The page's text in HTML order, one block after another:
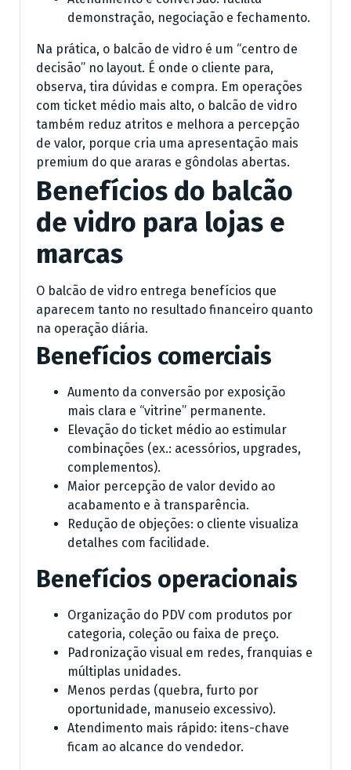
demonstração, negociação e fechamento.
Na prática, o balcão de vidro é um “centro de
decisão” no layout. É onde o cliente para,
observa, tira dúvidas e compra. Em operações
com ticket médio mais alto, o balcão de vidro
também reduz atritos e melhora a percepção
de valor, porque cria uma apresentação mais
premium do que araras e gôndolas abertas.
Benefícios do balcão
de vidro para lojas e
marcas
O balcão de vidro entrega benefícios que
aparecem tanto no resultado financeiro quanto
na operação diária.
Benefícios comerciais
Aumento da conversão por exposição
mais clara e “vitrine” permanente.
Elevação do ticket médio ao estimular
combinações (ex.: acessórios, upgrades,
complementos).
Maior percepção de valor devido ao
acabamento e à transparência.
Redução de objeções: o cliente visualiza
detalhes com facilidade.
Benefícios operacionais
Organização do PDV com produtos por
categoria, coleção ou faixa de preço.
Padronização visual em redes, franquias e
múltiplas unidades.
Menos perdas (quebra, furto por
oportunidade, manuseio excessivo).
Atendimento mais rápido: itens-chave
ficam ao alcance do vendedor.